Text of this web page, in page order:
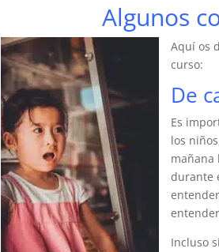
Algunos
Aquí os
curso:
De
Es
los
mañana
durante
Incluso